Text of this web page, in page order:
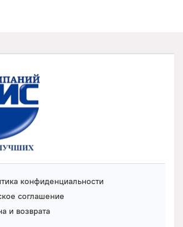
конфиденциальности
соглашение
и возврата